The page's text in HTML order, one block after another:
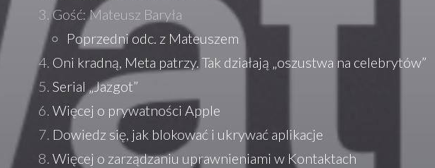
Gość: Mateusz Baryła
Poprzedni odc. z Mateuszem
Oni kradną, Meta patrzy. Tak działają „oszustwa na celebrytów”
Serial „Jazgot”
Więcej o prywatności Apple
Dowiedz się, jak blokować i ukrywać aplikacje
Więcej o zarządzaniu uprawnieniami w Kontaktach